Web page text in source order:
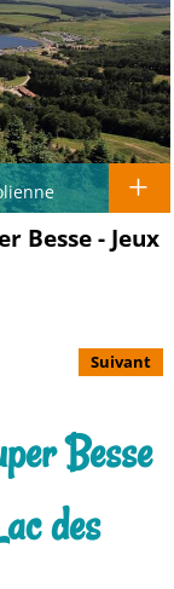
Besse - Jeux
Suivant
Besse
des